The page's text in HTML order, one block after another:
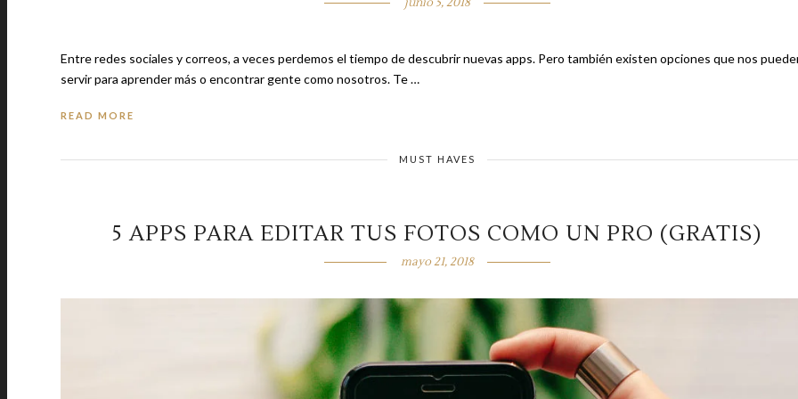
Entre redes sociales y correos, a veces perdemos el tiempo de descubrir nuevas apps. Pero también existen opciones que nos
servir para aprender más o encontrar gente como nosotros. Te …
READ MORE
MUST HAVES
5 APPS PARA EDITAR TUS FOTOS COMO UN PRO (GRATIS)
mayo 21, 2018